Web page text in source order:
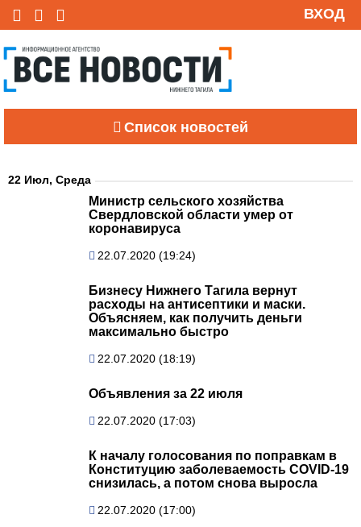
ВХОД
Список новостей
22 Июл, Среда
Министр сельского хозяйства
Свердловской области умер от
коронавируса
22.07.2020 (19:24)
Бизнесу Нижнего Тагила вернут
расходы на антисептики и маски.
Объясняем, как получить деньги
максимально быстро
22.07.2020 (18:19)
Объявления за 22 июля
22.07.2020 (17:03)
К началу голосования по поправкам в
Конституцию заболеваемость COVID-19
снизилась, а потом снова выросла
22.07.2020 (17:00)